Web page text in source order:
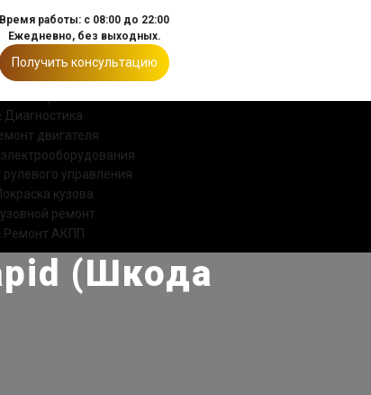
Время работы: с 08:00 до 22:00
Ежедневно, без выходных.
Получить консультацию
Диагностика
двигателя
управления
кузова
ремонт
Ремонт АКПП
(Шкода